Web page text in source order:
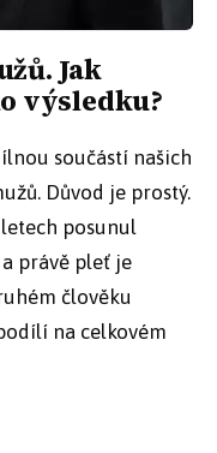
Jak
výsledku?
součástí našich
Důvod je prostý.
posunul
právě pleť je
člověku
na celkovém